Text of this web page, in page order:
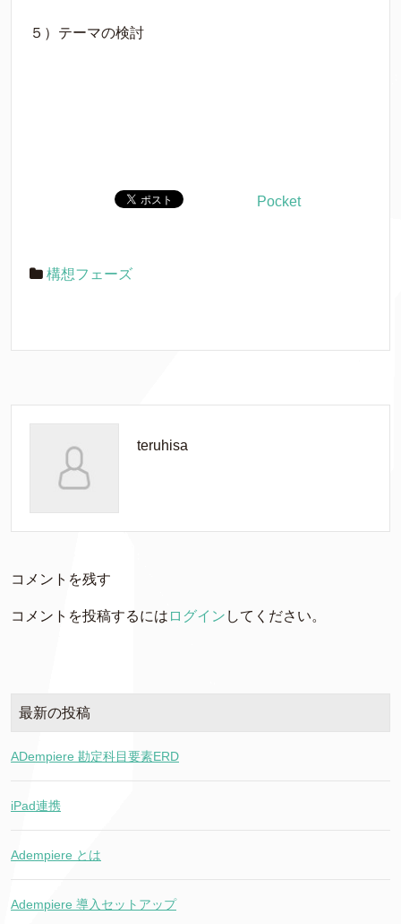
５）テーマの検討
Pocket
構想フェーズ
teruhisa
コメントを残す
コメントを投稿するには ログイン してください。
最新の投稿
ADempiere 勘定科目要素ERD
iPad連携
Adempiere とは
Adempiere 導入セットアップ